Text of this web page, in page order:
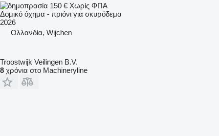
150 € Χωρίς ΦΠΑ
Δομικό όχημα - πριόνι για σκυρόδεμα
2026
Ολλανδία, Wijchen
Troostwijk Veilingen B.V.
8 χρόνια στο Machineryline